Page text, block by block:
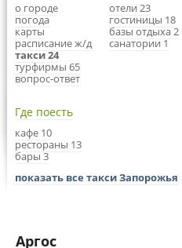
о городе
погода
карты
расписание ж/д
такси 24
турфирмы 65
вопрос-ответ
отели 23
гостиницы 18
базы отдыха 2
санатории 1
Где поесть
кафе 10
рестораны 13
бары 3
показать все такси Запорожья
Аргос